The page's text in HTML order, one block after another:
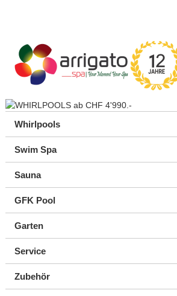
Whirlpools
Swim Spa
Sauna
GFK Pool
Garten
Service
Zubehör